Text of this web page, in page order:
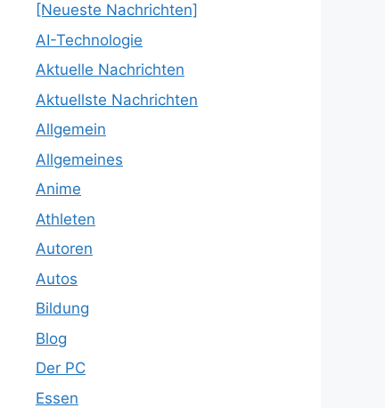
[Neueste Nachrichten]
AI-Technologie
Aktuelle Nachrichten
Aktuellste Nachrichten
Allgemein
Allgemeines
Anime
Athleten
Autoren
Autos
Bildung
Blog
Der PC
Essen